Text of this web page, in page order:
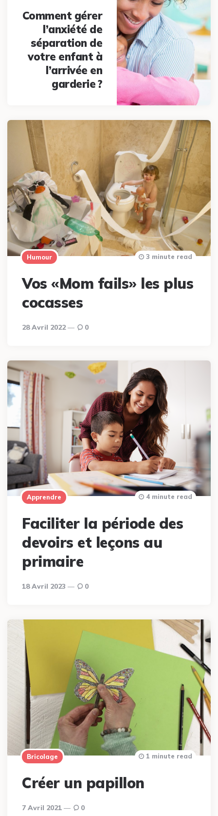
Comment gérer
l’anxiété de
séparation de
votre enfant à
l’arrivée en
garderie ?
Humour
Vos «Mom fails» les plus
cocasses
28 Avril 2022
3 minute read
0
Apprendre
Faciliter la période des
devoirs et leçons au
primaire
18 Avril 2023
4 minute read
0
Bricolage
Créer un papillon
7 Avril 2021
1 minute read
0